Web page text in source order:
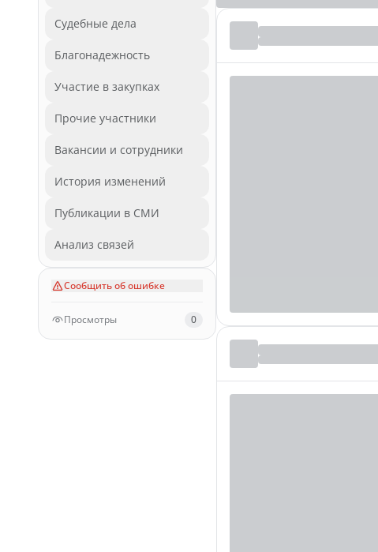
Судебные дела
Благонадежность
Участие в закупках
Прочие участники
Вакансии и сотрудники
История изменений
Публикации в СМИ
Анализ связей
Сообщить об ошибке
Просмотры 0